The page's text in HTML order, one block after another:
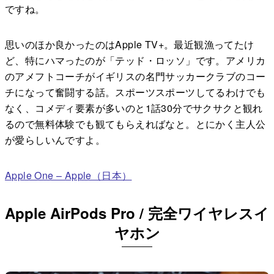
ですね。
思いのほか良かったのはApple TV+。最近観漁ってたけ
ど、特にハマったのが「テッド・ロッソ」です。アメリカ
のアメフトコーチがイギリスの名門サッカークラブのコー
チになって奮闘する話。スポーツスポーツしてるわけでも
なく、コメディ要素が多いのと1話30分でサクサクと観れ
るので無料体験でも観てもらえればなと。とにかく主人公
が愛らしいんですよ。
Apple One – Apple（日本）
Apple AirPods Pro / 完全ワイヤレスイ
ヤホン